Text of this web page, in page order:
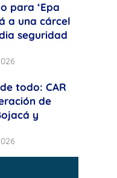
para ‘Epa
a una cárcel
seguridad
todo: CAR
de
y